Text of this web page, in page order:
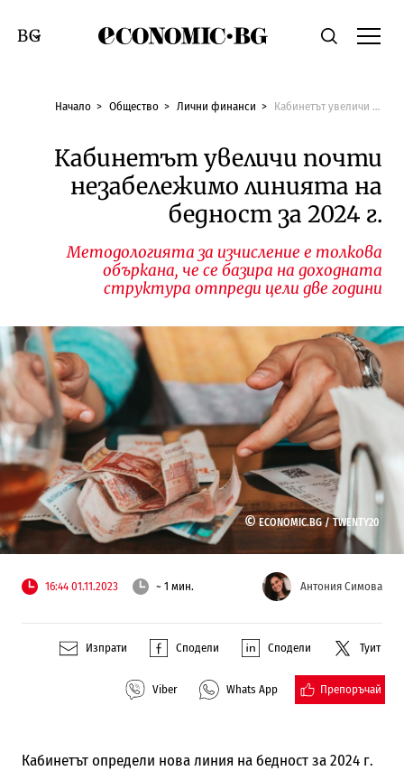
Economic.bgТърсене
Смяна на език
Начало Общество Лични финанси Кабинетът увеличи почти незабележимо линията на бедност за 2024 г.
Кабинетът увеличи почти
незабележимо линията на
бедност за 2024 г.
Методологията за изчисление е толкова
объркана, че се базира на доходната
структура отпреди цели две години
©ECONOMIC.BG /TWENTY20
16:44 01.11.2023 ~ 1 мин. Антония Симова
Изпрати Сподели Сподели Туит
Viber Whats App Препоръчай
Кабинетът определи нова линия на бедност за 2024 г.